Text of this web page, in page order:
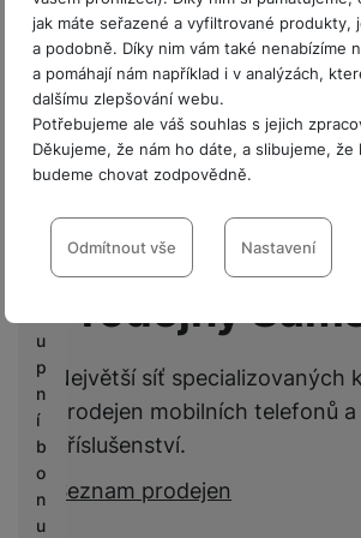
jak máte seřazené a vyfiltrované produkty,
a podobně. Díky nim vám také nenabízíme
a pomáhají nám například i v analýzách,
dalšímu zlepšování webu.
Potřebujeme ale váš souhlas s jejich
Děkujeme, že nám ho dáte, a slibujeme, že
budeme chovat zodpovědně.
Nastavení souhlasů s
cookies
VŽDY AKTIVNÍ
Technické cookies umožňují váš průchod
porovnávání produktů a další nezbytné
Preferenční a rozšířené
Preferenční a rozšířené funkce- abyste
nastavovat znovu a abyste se s námi mohli
chatu .
Odmítnout vše Nastavení
P
r
o
fi
r
m
u
p
n
í
b
o
n
u
Hodnocení
Pro vkládání recenzí je nutné se
Recenze
Nebyla přidána žádná recenze.
Prodejny
Největší síť specializovaných
prodejen mobilních telefonů a
příslušenství.
Seznam prodejen